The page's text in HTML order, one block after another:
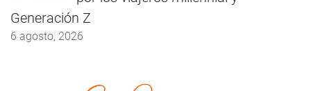
Generación Z
6 agosto, 2026